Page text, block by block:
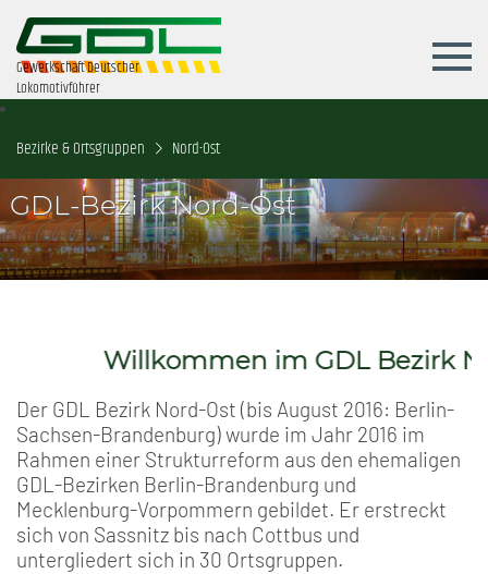
Gewerkschaft Deutscher
Lokomotivführer
Bezirke & Ortsgruppen Nord-Ost
GDL-Bezirk Nord-Ost
Willkommen im GDL Bezirk
Der GDL Bezirk Nord-Ost (bis August 2016: Berlin-
Sachsen-Brandenburg) wurde im Jahr 2016 im
Rahmen einer Strukturreform aus den ehemaligen
GDL-Bezirken Berlin-Brandenburg und
Mecklenburg-Vorpommern gebildet. Er erstreckt
sich von Sassnitz bis nach Cottbus und
untergliedert sich in 30 Ortsgruppen.